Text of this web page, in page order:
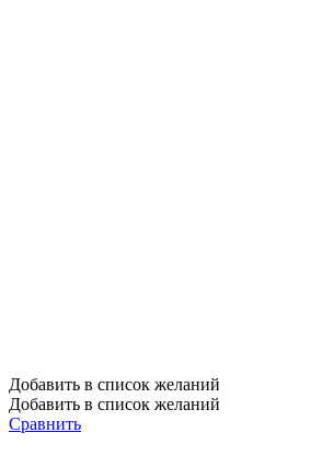
Добавить в список желаний
Добавить в список желаний
Сравнить